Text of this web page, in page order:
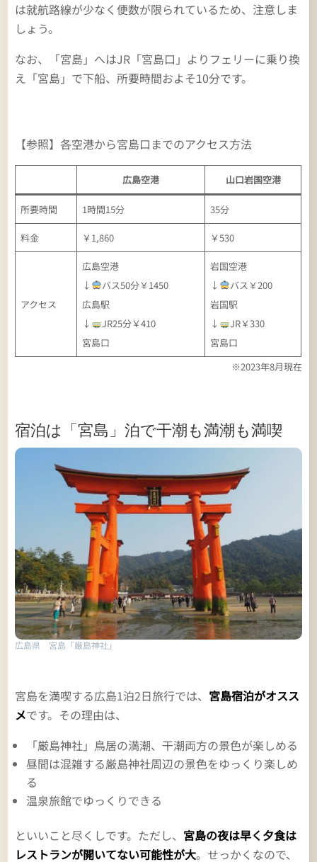
は就航路線が少なく便数が限られているため、注意しま
しょう。
なお、「宮島」へはJR「宮島口」よりフェリーに乗り換
え「宮島」で下船、所要時間およそ10分です。
【参照】各空港から宮島口までのアクセス方法
広島空港 山口岩国空港
所要時間 1時間15分 35分
料金 ￥1,860 ￥530
アクセス
広島空港
↓
バス50分￥1450
広島駅
↓
JR25分￥410
宮島口
岩国空港
↓
バス￥200
岩国駅
↓
JR￥330
宮島口
※2023年8月現在
宿泊は「宮島」泊で干潮も満潮も満喫
広島県 宮島「厳島神社」
宮島を満喫する広島1泊2日旅行では、 宮島宿泊がオスス
メです。その理由は、
「厳島神社」鳥居の満潮、干潮両方の景色が楽しめる
昼間は混雑する厳島神社周辺の景色をゆっくり楽しめ
る
温泉旅館でゆっくりできる
といいこと尽くしです。ただし、 宮島の夜は早く夕食は
レストランが開いてない可能性が大。せっかくなので、